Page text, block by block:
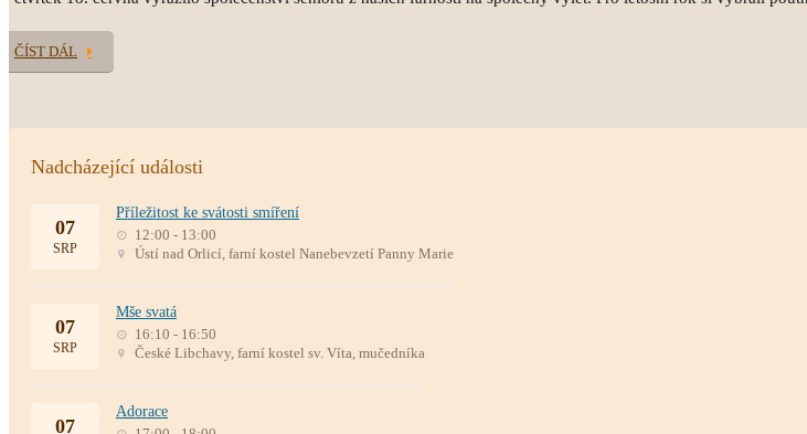
ČÍST DÁL
Nadcházející události
07
SRP
Příležitost ke svátosti smíření
12:00 - 13:00
Ústí nad Orlicí, farní kostel Nanebevzetí Panny Marie
07
SRP
Mše svatá
16:10 - 16:50
České Libchavy, farní kostel sv. Víta, mučedníka
07
Adorace